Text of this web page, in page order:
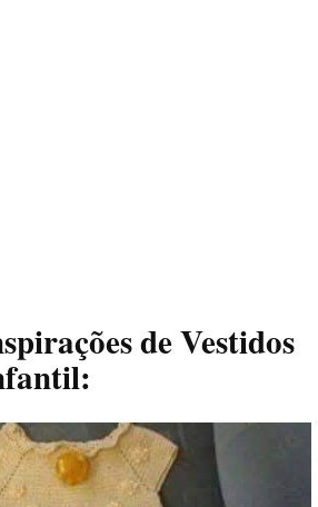
de Vestidos